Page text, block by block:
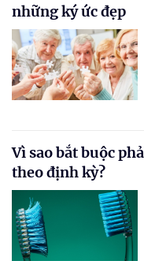
những ký ức đẹp
Vì sao bắt buộc
theo định kỳ?